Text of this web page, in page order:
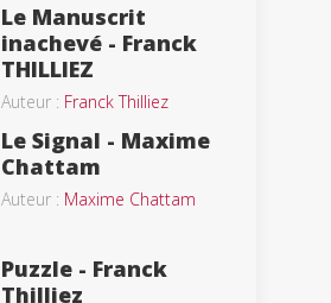
Le Manuscrit
inachevé - Franck
THILLIEZ
Auteur : Franck Thilliez
Le Signal - Maxime
Chattam
Auteur : Maxime Chattam
Puzzle - Franck
Thilliez